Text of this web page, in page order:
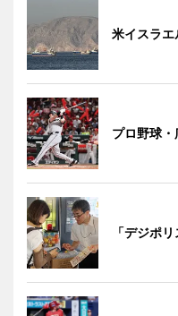
米イスラ
プロ野球
「デジポ